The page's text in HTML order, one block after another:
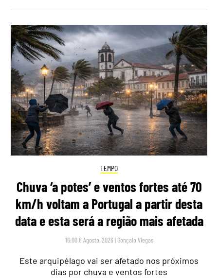
TEMPO
Chuva ‘a potes’ e ventos fortes até 70
km/h voltam a Portugal a partir desta
data e esta será a região mais afetada
16:00 8 Agosto, 2026 | Gonçalo Viegas
Este arquipélago vai ser afetado nos próximos
dias por chuva e ventos fortes